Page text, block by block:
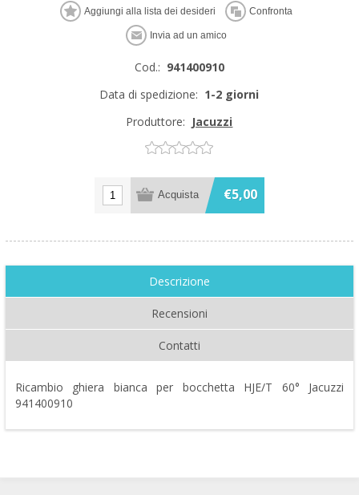
Cod.: 941400910
Data di spedizione: 1-2 giorni
Produttore: Jacuzzi
€5,00
Descrizione
Recensioni
Contatti
Ricambio ghiera bianca per bocchetta HJE/T 60° Jacuzzi
941400910